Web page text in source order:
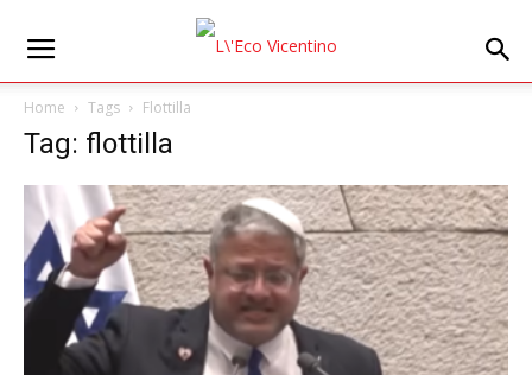
Home Tags Flottilla
Tag: flottilla